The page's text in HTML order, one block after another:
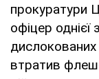
прокуратури
офіцер
дислокованих
втратив